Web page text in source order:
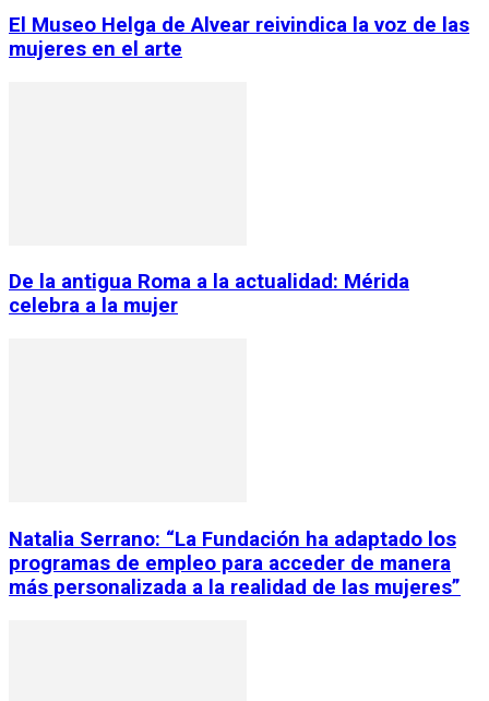
El Museo Helga de Alvear reivindica la voz de las
mujeres en el arte
De la antigua Roma a la actualidad: Mérida
celebra a la mujer
Natalia Serrano: “La Fundación ha adaptado los
programas de empleo para acceder de manera
más personalizada a la realidad de las mujeres”